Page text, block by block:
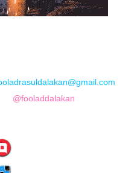
@fooladdalakan